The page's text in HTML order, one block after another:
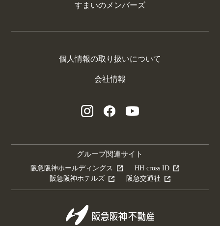
すまいのメンバーズ
個人情報の取り扱いについて
会社情報
グループ関連サイト
阪急阪神ホールディングス
HH cross ID
阪急阪神ホテルズ
阪急交通社